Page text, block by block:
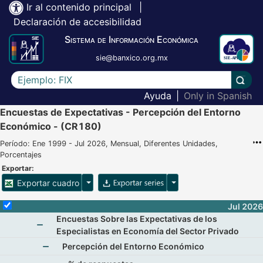
Ir al contenido principal
Declaración de accesibilidad
Sistema de Información Económica
sie@banxico.org.mx
Escriba el texto a buscar
Ayuda
Only in Spanish
Encuestas de Expectativas - Percepción del Entorno
Económico - (CR180)
Período: Ene 1999 - Jul 2026, Mensual, Diferentes Unidades,
Porcentajes
Exportar:
Exportar cuadro Opciones para exportar cuadroOpciones para exportar
Selecciona o desmarca todas las series Jul 2026
Mostrar elementos de Encuestas Sobre las
Encuestas Sobre las Expectativas de los
Especialistas en Economía del Sector Privado
Percepción del Entorno Económico